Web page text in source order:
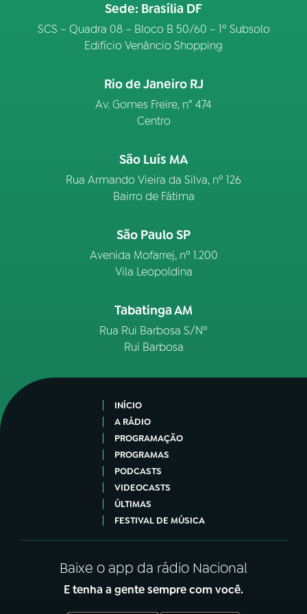
Sede: Brasília DF
SCS – Quadra 08 – Bloco B 50/60 – 1º Subsolo
Edifício Venâncio Shopping
Rio de Janeiro RJ
Av. Gomes Freire, n° 474
Centro
São Luís MA
Rua Armando Vieira da Silva, nº 126
Bairro de Fátima
São Paulo SP
Avenida Mofarrej, nº 1.200
Vila Leopoldina
Tabatinga AM
Rua Rui Barbosa S/Nº
Rui Barbosa
INÍCIO
A RÁDIO
PROGRAMAÇÃO
PROGRAMAS
PODCASTS
VIDEOCASTS
ÚLTIMAS
FESTIVAL DE MÚSICA
Baixe o app da rádio Nacional
E tenha a gente sempre com você.